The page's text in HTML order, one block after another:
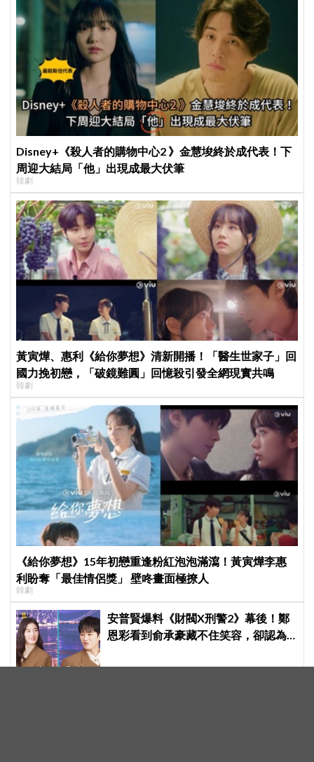
Disney+《殺人者的購物中心2 》金慧埈終於成代表！下
周迎大結局「他」出現成最大伏筆
韓劇
黃寅燁、惠利《給你夢想》清新開播！「醫生世家子」回
國力挽初戀，「破鏡難圓」回憶殺引發全網現實共鳴
韓劇
《給你夢想》15年初戀重逢粉紅泡泡滿瀉！黃寅燁李惠
利盼奪「最佳情侶獎」 壁咚畫面極撩人
韓劇
安普賢爆料《財閥X刑警2》幕後！鄭
恩彩看到俞承豪藏不住笑容，卻認為